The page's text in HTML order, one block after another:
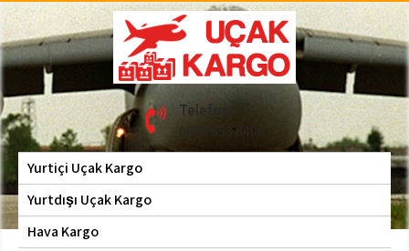
Skip
to
content
Hava Kargo | Acil Kargo
| 0535 653 6408
Uçak Kargo Telefon
0535 653 6408
Yurtiçi Uçak Kargo
Yurtdışı Uçak Kargo
Hava Kargo